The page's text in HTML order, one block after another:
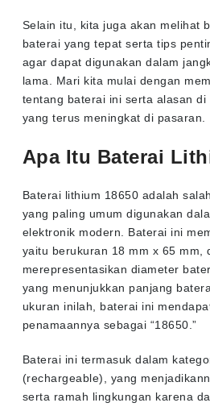
Selain itu, kita juga akan melihat
baterai yang tepat serta tips
agar dapat digunakan dalam
lama. Mari kita mulai dengan
tentang baterai ini serta alasan di
yang terus meningkat di pasaran.
Apa Itu Baterai
Baterai lithium 18650 adalah
yang paling umum digunakan
elektronik modern. Baterai ini
yaitu berukuran 18 mm x 65 mm,
merepresentasikan diameter
yang menunjukkan panjang
ukuran inilah, baterai ini
penamaannya sebagai “18650.”
Baterai ini termasuk dalam
(rechargeable), yang
serta ramah lingkungan karena